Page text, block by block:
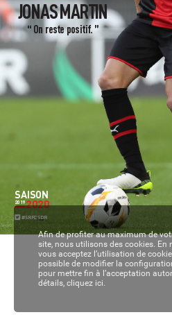
JONAS MARTIN
“ On reste positif. ”
#SRFCSDR
SAISON
20192020
Afin de profiter au maximum de
site, nous utilisons des cookies. En
vous acceptez l’utilisation de
possible de modifier la
pour mettre fin à l’acceptation
détails, cliquez ici.